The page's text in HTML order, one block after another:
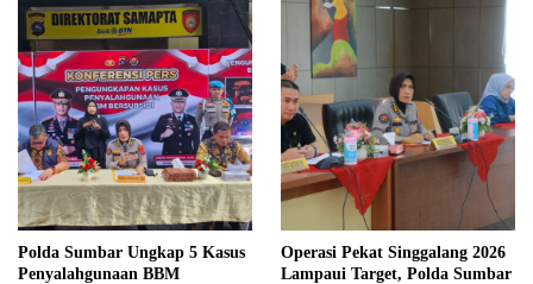
Polda Sumbar Ungkap 5 Kasus
Penyalahgunaan BBM
Operasi Pekat Singgalang 2026
Lampaui Target, Polda Sumbar